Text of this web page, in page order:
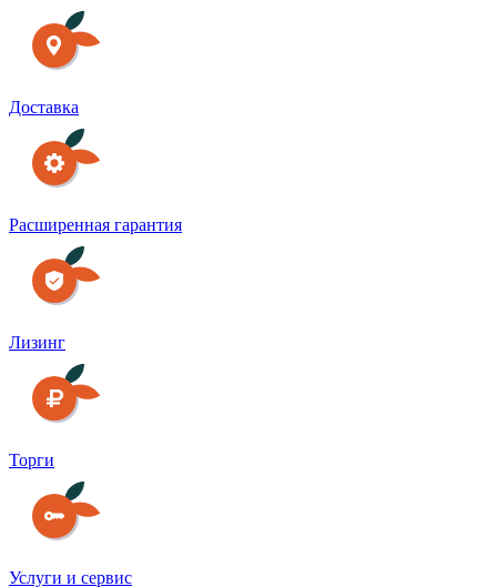
Доставка
Расширенная гарантия
Лизинг
Торги
Услуги и сервис